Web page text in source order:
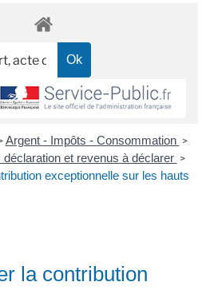
Argent - Impôts - Consommation >
et revenus à déclarer >
exceptionnelle sur les hauts
la contribution